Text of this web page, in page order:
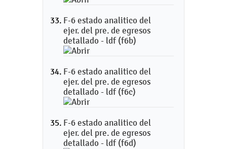
F-6 estado analitico del
ejer. del pre. de egresos
detallado - ldf (f6b)
F-6 estado analitico del
ejer. del pre. de egresos
detallado - ldf (f6c)
F-6 estado analitico del
ejer. del pre. de egresos
detallado - ldf (f6d)